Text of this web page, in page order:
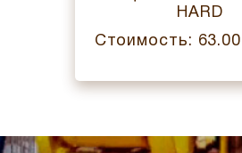
HARD
Стоимость: